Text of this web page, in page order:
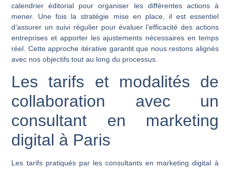
calendrier éditorial pour organiser les différentes actions à
mener. Une fois la stratégie mise en place, il est essentiel
d’assurer un suivi régulier pour évaluer l’efficacité des actions
entreprises et apporter les ajustements nécessaires en temps
réel. Cette approche itérative garantit que nous restons alignés
avec nos objectifs tout au long du processus.
Les tarifs et modalités de
collaboration avec un
consultant en marketing
digital à Paris
Les tarifs pratiqués par les consultants en marketing digital à